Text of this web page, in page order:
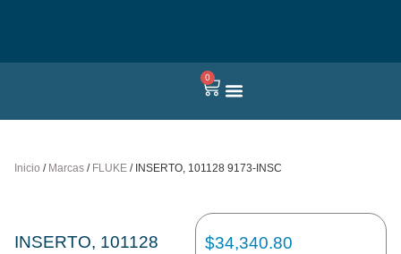
0
Inicio / Marcas / FLUKE / INSERTO, 101128 9173-INSC
INSERTO, 101128
$34,340.80